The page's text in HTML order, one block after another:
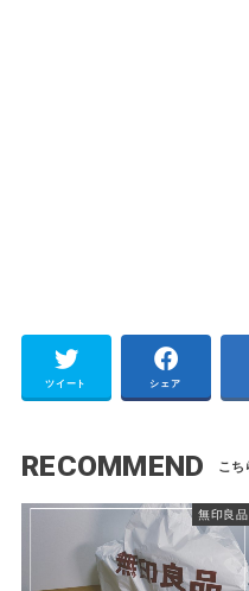
ツイート シェア
RECOMMEND
無印良品